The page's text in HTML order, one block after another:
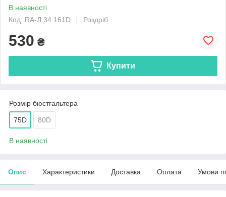
В наявності
Код: RA-Л 34 161D
Роздріб
530 ₴
Купити
Розмір бюстгальтера
75D 80D
В наявності
Опис Характеристики Доставка Оплата Умови